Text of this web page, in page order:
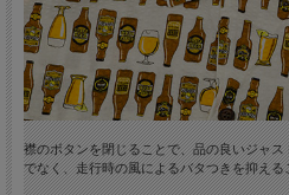
襟のボタンを閉じることで、品の良いジャ
でなく、走行時の風によるバタつきを抑える